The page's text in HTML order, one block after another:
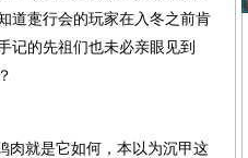
道疐行会的玩家在入冬之前肯
记的先祖们也未必亲眼见到
肉就是它如何，本以为沉甲这